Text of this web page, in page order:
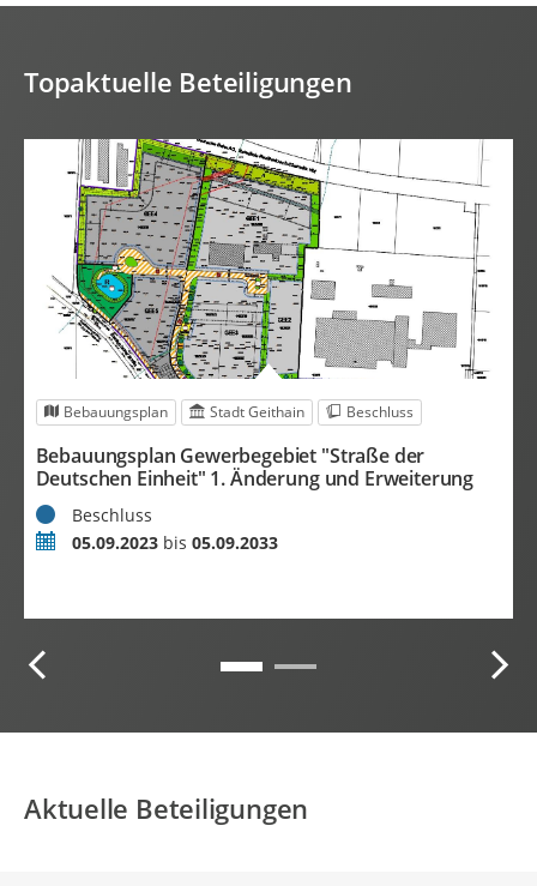
Topaktuelle Beteiligungen
Bebauungsplan Stadt Geithain Beschluss
Bebauungsplan Gewerbegebiet "Straße der
Deutschen Einheit" 1. Änderung und Erweiterung
StatusBeschluss
Zeitraum05.09.2023bis 05.09.2033
Aktuelle Beteiligungen